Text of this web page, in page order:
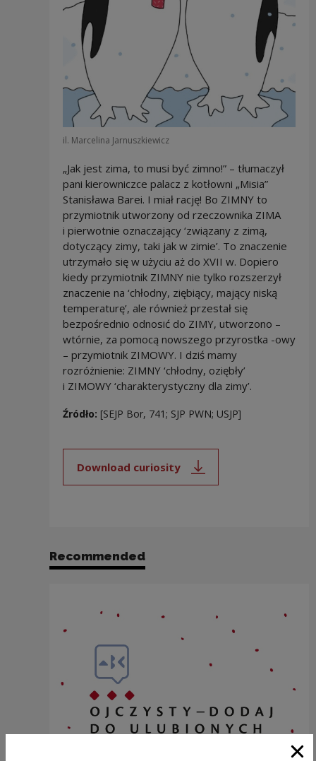
il. Marcelina Jarnuszkiewicz
„Jak jest zima, to musi być zimno!” – tłumaczył
pani kierowniczce palacz z kotłowni „Misia”
Stanisława Barei. I miał rację! Bo ZIMNY to
przymiotnik utworzony od rzeczownika ZIMA
i pierwotnie oznaczający ‘związany z zimą,
dotyczący zimy, taki jak w zimie’. To znaczenie
utrzymało się w użyciu aż do XVII w. Dopiero
kiedy przymiotnik ZIMNY nie tylko rozszerzył
znaczenie na ‘chłodny, ziębiący, mający niską
temperaturę’, ale również przestał się
bezpośrednio odnosić do ZIMY, utworzono –
wtórnie, za pomocą nowszego przyrostka -owy
– przymiotnik ZIMOWY. I dziś mamy
rozróżnienie: ZIMNY ‘chłodny, oziębły’
i ZIMOWY ‘charakterystyczny dla zimy’.
Źródło: [SEJP Bor, 741; SJP PWN; USJP]
Download curiosity
Note, the link will open in a new
Recommended